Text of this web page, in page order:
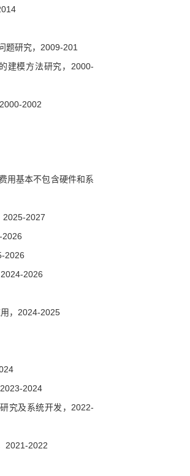
题研究，2009-201
建模方法研究，2000-
2002
用基本不包含硬件和系
2025-2027
2026
2026
2026
，2024-2025
2023-2024
究及系统开发，
2022-
2021-2022